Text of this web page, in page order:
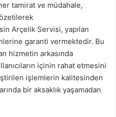
tamirat ve müdahale,
Arçelik Servisi, yapılan
garanti vermektedir. Bu
hizmetin arkasında
içinin rahat etmesini
işlemlerin kalitesinden
bir aksaklık yaşamadan